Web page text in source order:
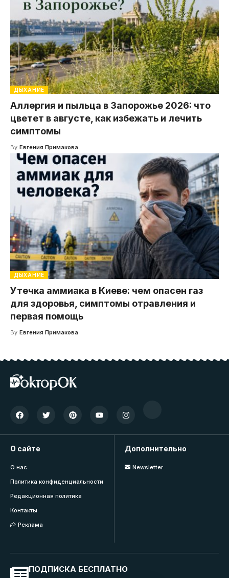
ДЫХАНИЕ
Аллергия и пыльца в Запорожье 2026: что
цветет в августе, как избежать и лечить
симптомы
By Евгения Примакова
ДЫХАНИЕ
Утечка аммиака в Киеве: чем опасен газ
для здоровья, симптомы отравления и
первая помощь
By Евгения Примакова
О сайте
О нас
Политика конфиденциальности
Редакционная политика
Контакты
Реклама
Дополнительно
Newsletter
ПОДПИСКА БЕСПЛАТНО